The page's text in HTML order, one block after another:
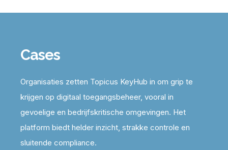
Cases
Organisaties zetten Topicus KeyHub in om grip te
krijgen op digitaal toegangsbeheer, vooral in
gevoelige en bedrijfskritische omgevingen. Het
platform biedt helder inzicht, strakke controle en
sluitende compliance.